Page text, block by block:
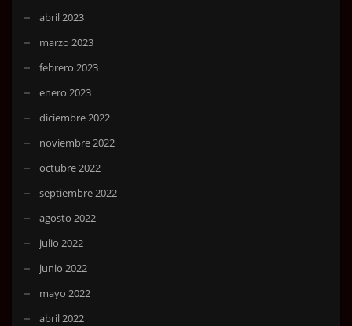
abril 2023
marzo 2023
febrero 2023
enero 2023
diciembre 2022
noviembre 2022
octubre 2022
septiembre 2022
agosto 2022
julio 2022
junio 2022
mayo 2022
abril 2022